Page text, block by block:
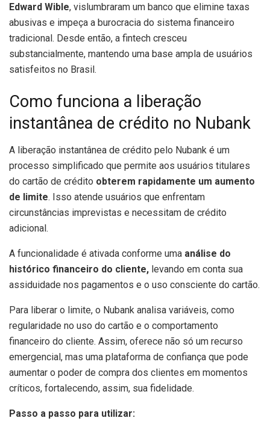
Edward Wible, vislumbraram um banco que elimine taxas
abusivas e impeça a burocracia do sistema financeiro
tradicional. Desde então, a fintech cresceu
substancialmente, mantendo uma base ampla de usuários
satisfeitos no Brasil.
Como funciona a liberação
instantânea de crédito no Nubank
A liberação instantânea de crédito pelo Nubank é um
processo simplificado que permite aos usuários titulares
do cartão de crédito obterem rapidamente um aumento
de limite. Isso atende usuários que enfrentam
circunstâncias imprevistas e necessitam de crédito
adicional.
A funcionalidade é ativada conforme uma análise do
histórico financeiro do cliente, levando em conta sua
assiduidade nos pagamentos e o uso consciente do cartão.
Para liberar o limite, o Nubank analisa variáveis, como
regularidade no uso do cartão e o comportamento
financeiro do cliente. Assim, oferece não só um recurso
emergencial, mas uma plataforma de confiança que pode
aumentar o poder de compra dos clientes em momentos
críticos, fortalecendo, assim, sua fidelidade.
Passo a passo para utilizar: